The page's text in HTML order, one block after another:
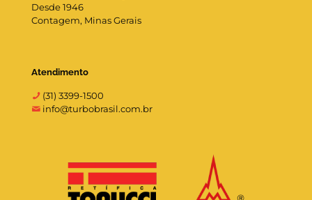
Desde 1946
Contagem, Minas Gerais
Atendimento
(31) 3399-1500
info@turbobrasil.com.br